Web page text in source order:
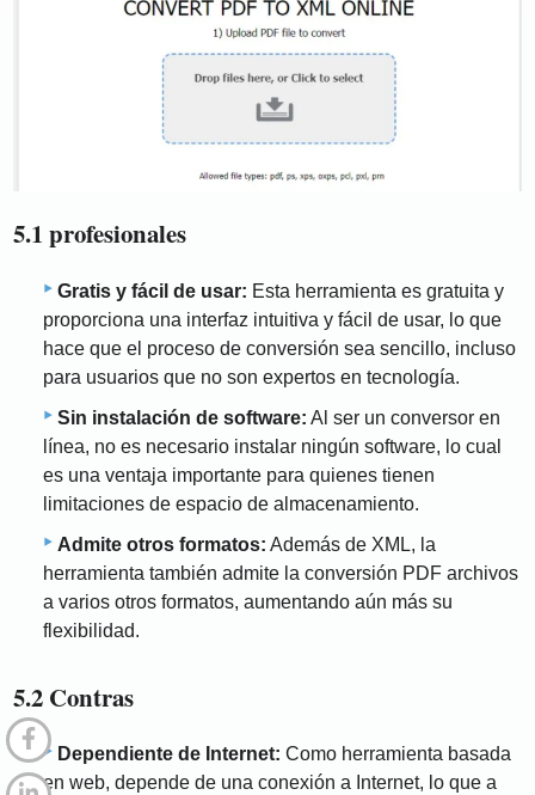
5.1 profesionales
Gratis y fácil de usar: Esta herramienta es gratuita y
proporciona una interfaz intuitiva y fácil de usar, lo que
hace que el proceso de conversión sea sencillo, incluso
para usuarios que no son expertos en tecnología.
Sin instalación de software: Al ser un conversor en
línea, no es necesario instalar ningún software, lo cual
es una ventaja importante para quienes tienen
limitaciones de espacio de almacenamiento.
Admite otros formatos: Además de XML, la
herramienta también admite la conversión PDF archivos
a varios otros formatos, aumentando aún más su
flexibilidad.
5.2 Contras
Dependiente de Internet: Como herramienta basada
en web, depende de una conexión a Internet, lo que a